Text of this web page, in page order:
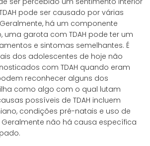
pode ser causado por várias
há um componente
uma garota com TDAH pode ter um
e sintomas semelhantes. É
dos adolescentes de hoje não
com TDAH quando eram
reconhecer alguns dos
como algo com o qual lutam
possíveis de TDAH incluem
condições pré-natais e uso de
não há causa específica